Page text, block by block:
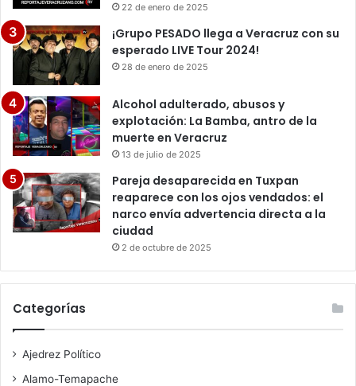
22 de enero de 2025
¡Grupo PESADO llega a Veracruz con su
esperado LIVE Tour 2024!
28 de enero de 2025
Alcohol adulterado, abusos y
explotación: La Bamba, antro de la
muerte en Veracruz
13 de julio de 2025
Pareja desaparecida en Tuxpan
reaparece con los ojos vendados: el
narco envía advertencia directa a la
ciudad
2 de octubre de 2025
Categorías
Ajedrez Político
Alamo-Temapache